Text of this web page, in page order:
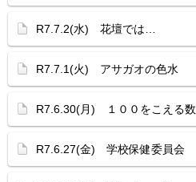
R7.7.2(水) 花壇では…
R7.7.1(火) アサガオの色水
R7.6.30(月) １００をこえる数
R7.6.27(金) 学校保健委員会